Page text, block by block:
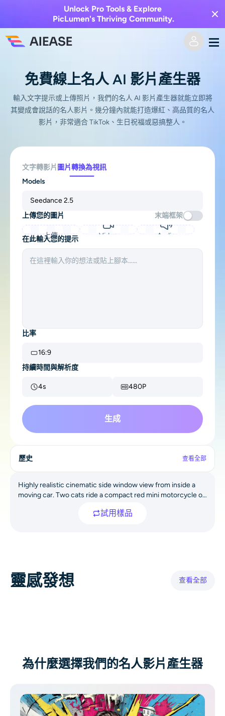
Unlock Pro Tools & Explore
PicLumen's Thriving Community.
AI視頻
文字轉視頻
視頻效果
AI擁抱生成器
AI舞蹈生成器
Hailuo 2.3
AI圖像
以圖生圖
支援的人工智慧模型
納米香蕉 通量 Kontext
人工智慧工具
相片編輯與創作工具
照片增強器
物件移除器
AI背景
AI擴展器
人工智慧替換器
AI重新著色
AI 風格圖片生成器
換衣服
護照照片製作工具
免費線上名人 AI 影片產生器
輸入文字提示或上傳照片，我們的名人 AI 影片產生器就能立即將
其變成會說話的名人影片。幾分鐘內就能打造爆紅、高品質的名人
影片，非常適合 TikTok、生日祝福或惡搞整人。
文字轉影片 圖片轉換為視訊
Models
Seedance 2.5
上傳您的圖片
末端框架
上傳 Video Audio
在此輸入您的提示
比率
16:9
持續時間與解析度
4s 480P
生成
歷史 查看全部
試用樣品
Highly realistic cinematic side window view from inside a
moving car. Two cats ride a compact red mini motorcycle on
both front paws gripping the handlebars, surprised and
features suburban houses, trees, power lines, concrete
barrier, passing cars and partly cloudy sky. Dynamic
靈感發想 查看全部
為什麼選擇我們的名人影片產生器